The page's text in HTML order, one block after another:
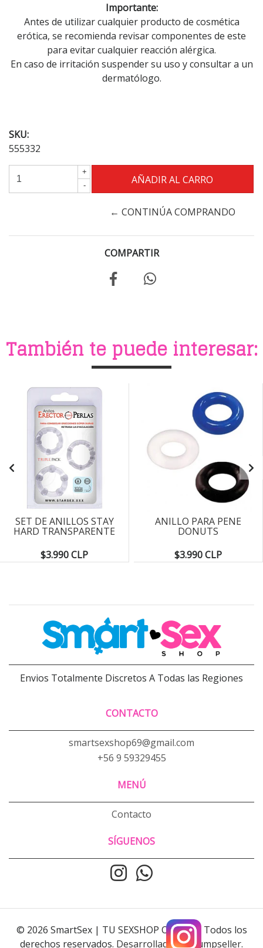
Importante:
Antes de utilizar cualquier producto de cosmética
erótica, se recomienda revisar componentes de este
para evitar cualquier reacción alérgica.
En caso de irritación suspender su uso y consultar a un
dermatólogo.
SKU:
555332
+
-
← CONTINÚA COMPRANDO
COMPARTIR
También te puede interesar:
SET DE ANILLOS STAY
HARD TRANSPARENTE
$3.990 CLP
ANILLO PARA PENE
DONUTS
$3.990 CLP
Envios Totalmente Discretos A Todas las Regiones
CONTACTO
smartsexshop69@gmail.com
+56 9 59329455
MENÚ
Contacto
SÍGUENOS
© 2026 SmartSex | TU SEXSHOP ONLINE . Todos los
derechos reservados. Desarrollado por Jumpseller.